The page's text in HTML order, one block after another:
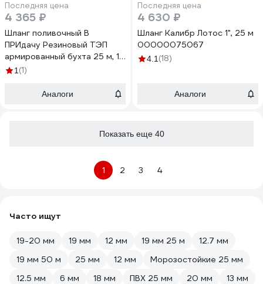
Последняя цена
4 365 ₽
Шланг поливочный В
ПРИдачу Резиновый ТЭП
армированный бухта 25 м, 1
1201372
1 (1)
Аналоги
Последняя цена
4 630 ₽
Шланг Калибр Лотос 1", 25 м
00000075067
4.1 (18)
Аналоги
Показать еще 40
1 2 3 4
Часто ищут
19-20 мм 19 мм 12 мм 19 мм 25 м
12.7 мм
19 мм 50 м
25 мм 12 мм
Морозостойкие 25 мм
12.5 мм
6 мм 18 мм ПВХ 25 мм 20 мм
13 мм